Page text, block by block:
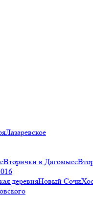
Лазаревское
Вторички в Дагомысе
деревняНовый Сочи